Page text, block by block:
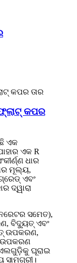
କପର
ଏକ
ଏକ R
ଧାର
ମୂଲ୍ୟ,
ଏବଂ
ଦ୍ୱାରା
ସମେତ),
ବିଦ୍ୟୁତ୍ ଏବଂ
ଉପକରଣ,
ଘୂରାଇ
ସାମଗ୍ରୀ।